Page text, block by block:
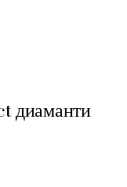
диаманти